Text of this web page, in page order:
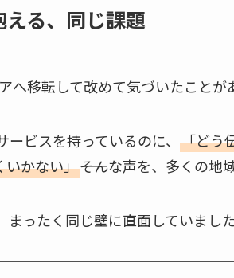
る、同じ課題
へ移転して改めて気づいたことが
ビスを持っているのに、 「どう
いかない」――そんな声を、多くの
ったく同じ壁に直面していました